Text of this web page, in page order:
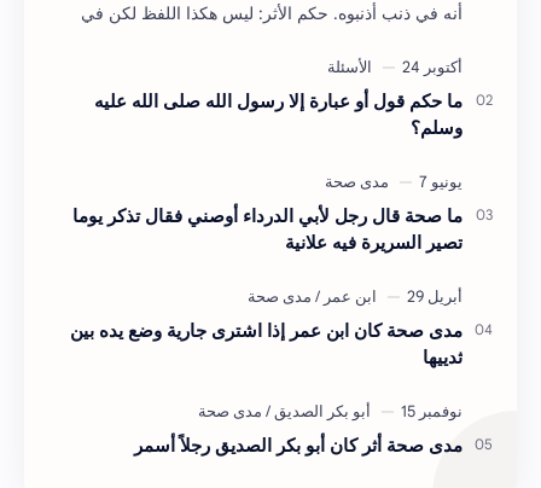
أنه في ذنب أذنبوه. حكم الأثر: ليس هكذا اللفظ لكن في
ما حكم قول أو عبارة إلا رسول الله صلى الله عليه
وسلم؟
ما صحة قال رجل لأبي الدرداء أوصني فقال تذكر يوما
تصير السريرة فيه علانية
مدى صحة كان ابن عمر إذا اشترى جارية وضع يده بين
ثدييها
مدى صحة أثر كان أبو بكر الصديق رجلاً أسمر